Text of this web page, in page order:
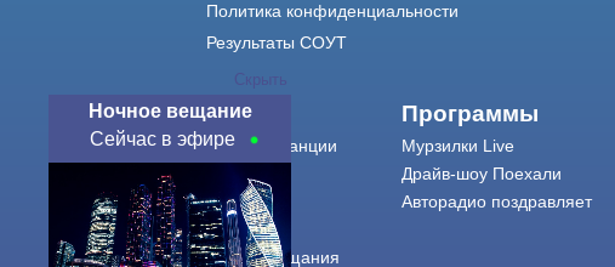
Скрыть
Ночное вещание
Сейчас в эфире
Политика конфиденциальности
Результаты СОУТ
О нас
О радиостанции
Контакты
Реклама
Города вещания
Программы
Мурзилки Live
Драйв-шоу Поехали
Авторадио поздравляет